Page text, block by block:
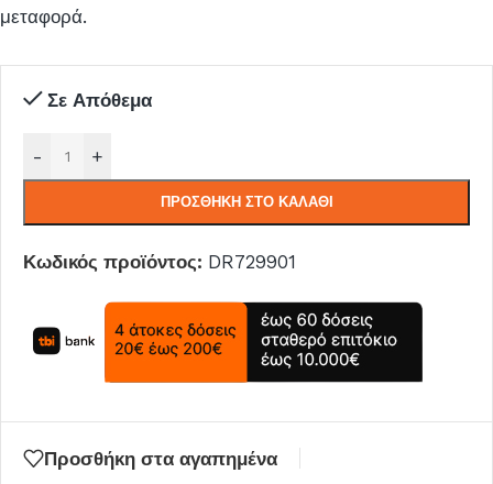
μεταφορά.
Σε Απόθεμα
- +
ΠΡΟΣΘΉΚΗ ΣΤΟ ΚΑΛΆΘΙ
Κωδικός προϊόντος: DR729901
Προσθήκη στα αγαπημένα